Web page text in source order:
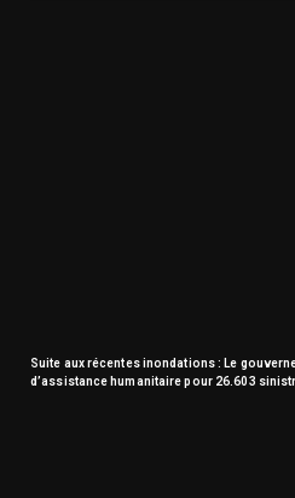
Suite aux récentes inondations : Le
d’assistance humanitaire pour 26.603